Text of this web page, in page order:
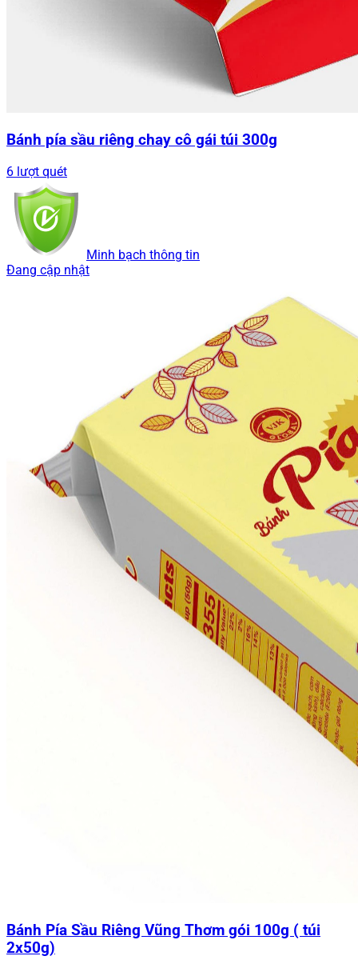
Bánh pía sầu riêng chay cô gái túi 300g
6 lượt quét
Minh bạch thông tin
Đang cập nhật
Bánh Pía Sầu Riêng Vũng Thơm gói 100g ( túi
2x50g)